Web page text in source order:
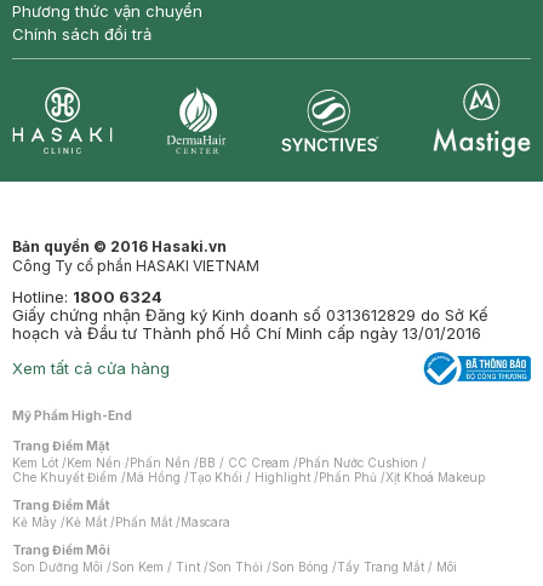
Phương thức vận chuyển
Chính sách đổi trả
Bản quyền © 2016 Hasaki.vn
Công Ty cổ phần HASAKI VIETNAM
Hotline: 1800 6324
Giấy chứng nhận Đăng ký Kinh doanh số 0313612829 do Sở Kế
hoạch và Đầu tư Thành phố Hồ Chí Minh cấp ngày 13/01/2016
Xem tất cả cửa hàng
Mỹ Phẩm High-End
Trang Điểm Mặt
Kem Lót /Kem Nền /Phấn Nền /BB / CC Cream /Phấn Nước Cushion /
Che Khuyết Điểm /Má Hồng /Tạo Khối / Highlight /Phấn Phủ /Xịt Khoá Makeup
Trang Điểm Mắt
Kẻ Mày /Kẻ Mắt /Phấn Mắt /Mascara
Trang Điểm Môi
Son Dưỡng Môi /Son Kem / Tint /Son Thỏi /Son Bóng /Tẩy Trang Mắt / Môi